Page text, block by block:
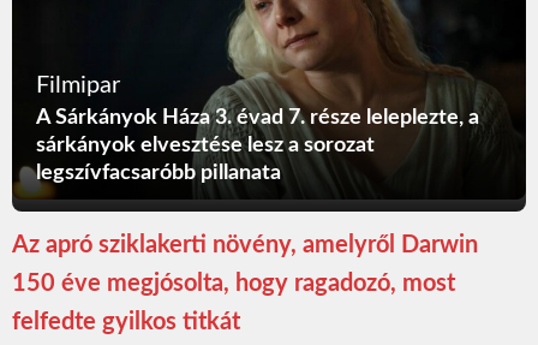
Filmipar
A Sárkányok Háza 3. évad 7. része leleplezte, a
sárkányok elvesztése lesz a sorozat
legszívfacsaróbb pillanata
Az apró sziklakerti növény, amelyről Darwin
150 éve megjósolta, hogy ragadozó, most
felfedte gyilkos titkát